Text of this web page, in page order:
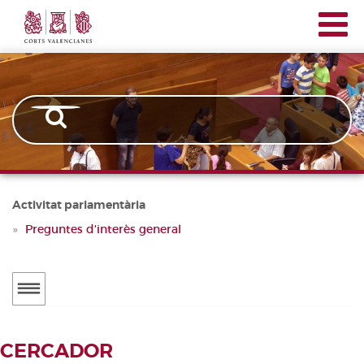
contingut
Corts
Valencianes
Activitat parlamentària
Preguntes d'interès general
Menú
Notícies
CERCADOR DE TRAMITACIONS
CERCADOR